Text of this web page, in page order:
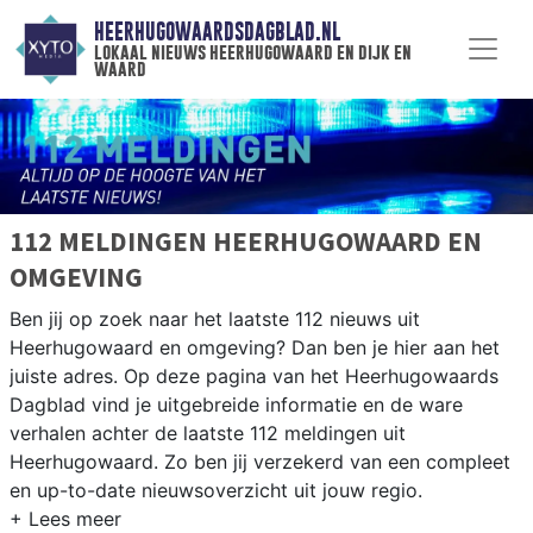
HEERHUGOWAARDSDAGBLAD.NL
lokaal nieuws heerhugowaard en dijk en
waard
112 MELDINGEN HEERHUGOWAARD EN
OMGEVING
Ben jij op zoek naar het laatste 112 nieuws uit
Heerhugowaard en omgeving? Dan ben je hier aan het
juiste adres. Op deze pagina van het Heerhugowaards
Dagblad vind je uitgebreide informatie en de ware
verhalen achter de laatste 112 meldingen uit
Heerhugowaard. Zo ben jij verzekerd van een compleet
en up-to-date nieuwsoverzicht uit jouw regio.